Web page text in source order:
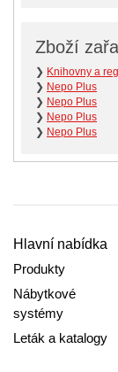
Zboží
❯ Knihovny a
❯ Nepo Plus
❯ Nepo Plus
❯ Nepo Plus
❯ Nepo Plus
Hlavní nabídka
Produkty
Nábytkové
systémy
Leták a katalogy